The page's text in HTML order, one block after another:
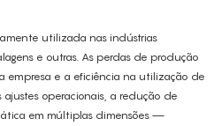
utilizada nas indústrias
e outras. As perdas de produção
empresa e a eficiência na utilização de
ajustes operacionais, a redução de
em múltiplas dimensões —